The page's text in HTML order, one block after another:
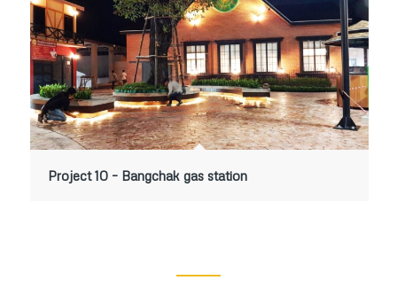
Project 10 – Bangchak gas station